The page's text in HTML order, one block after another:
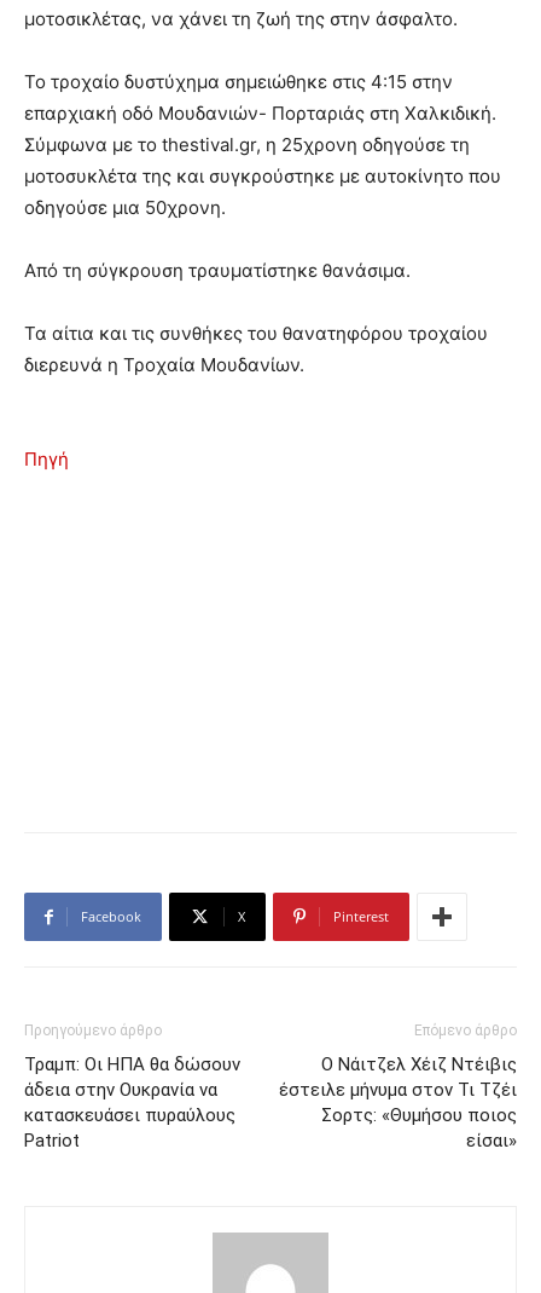
μοτοσικλέτας, να χάνει τη ζωή της στην άσφαλτο.
Το τροχαίο δυστύχημα σημειώθηκε στις 4:15 στην
επαρχιακή οδό Μουδανιών- Πορταριάς στη Χαλκιδική.
Σύμφωνα με το thestival.gr, η 25χρονη οδηγούσε τη
μοτοσυκλέτα της και συγκρούστηκε με αυτοκίνητο που
οδηγούσε μια 50χρονη.
Από τη σύγκρουση τραυματίστηκε θανάσιμα.
Τα αίτια και τις συνθήκες του θανατηφόρου τροχαίου
διερευνά η Τροχαία Μουδανίων.
Πηγή
Facebook X Pinterest
Προηγούμενο άρθρο
Τραμπ: Οι ΗΠΑ θα δώσουν
άδεια στην Ουκρανία να
κατασκευάσει πυραύλους
Patriot
Επόμενο άρθρο
Ο Νάιτζελ Χέιζ Ντέιβις
έστειλε μήνυμα στον Τι Τζέι
Σορτς: «Θυμήσου ποιος
είσαι»